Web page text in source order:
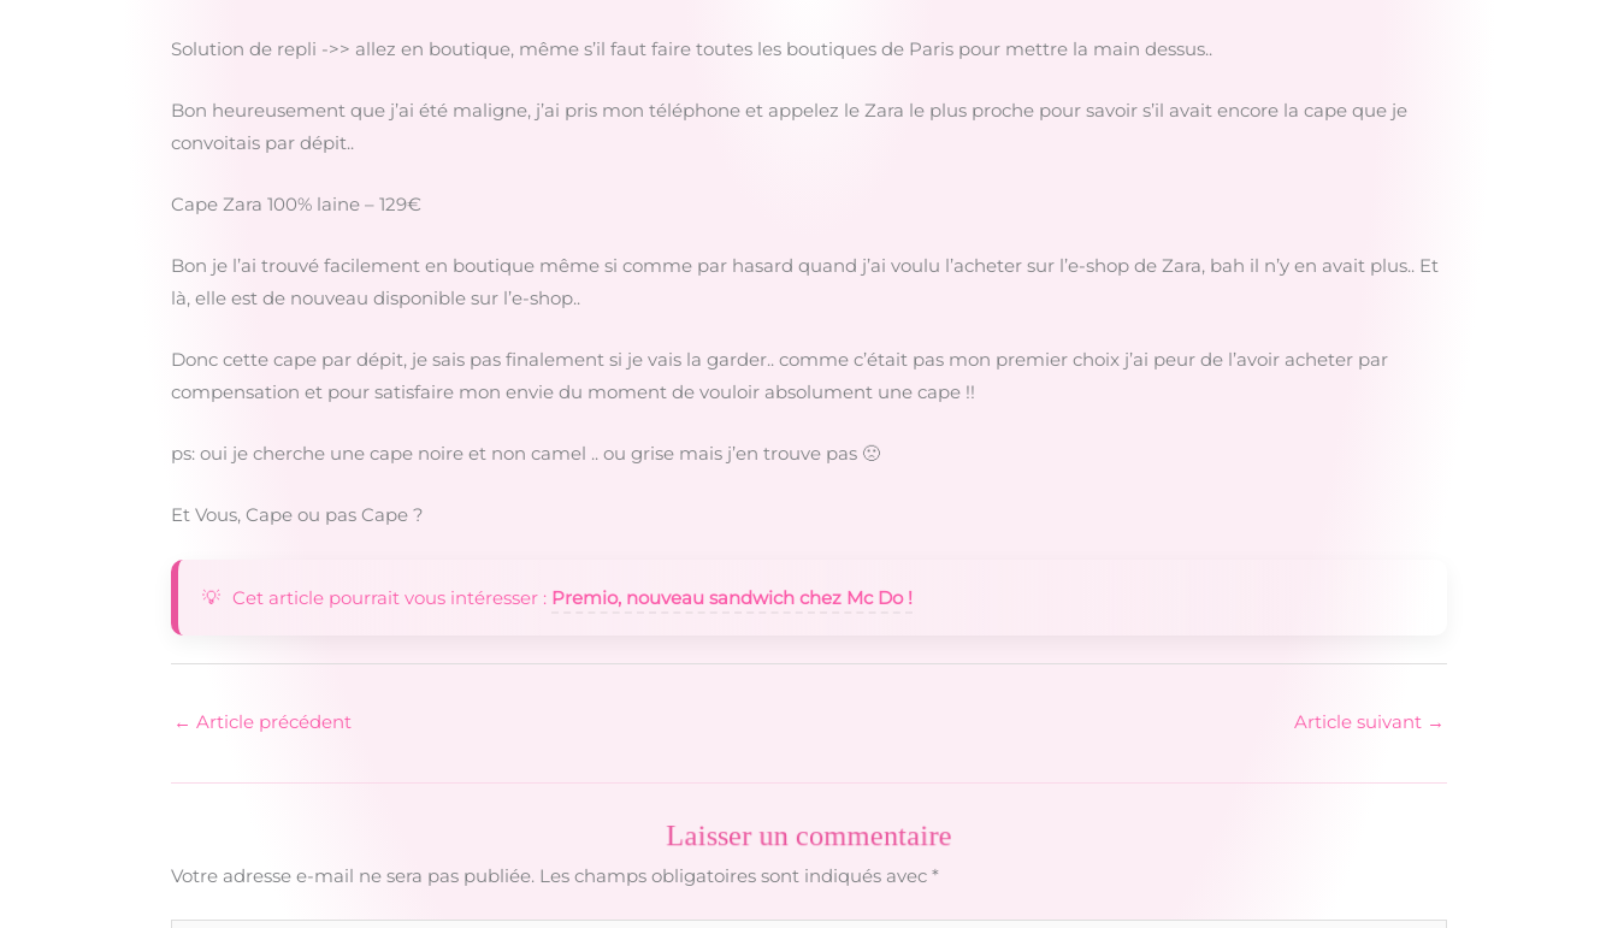
Solution de repli ->> allez en boutique, même s’il faut faire toutes les boutiques de Paris pour mettre la main dessus..
Bon heureusement que j’ai été maligne, j’ai pris mon téléphone et appelez le Zara le plus proche pour savoir s’il avait encore la cape que je
convoitais par dépit..
Cape Zara 100% laine – 129€
Bon je l’ai trouvé facilement en boutique même si comme par hasard quand j’ai voulu l’acheter sur l’e-shop de Zara, bah il n’y en avait plus.. Et
là, elle est de nouveau disponible sur l’e-shop..
Donc cette cape par dépit, je sais pas finalement si je vais la garder.. comme c’était pas mon premier choix j’ai peur de l’avoir acheter par
compensation et pour satisfaire mon envie du moment de vouloir absolument une cape !!
ps: oui je cherche une cape noire et non camel .. ou grise mais j’en trouve pas 🙁
Et Vous, Cape ou pas Cape ?
Cet article pourrait vous intéresser : Premio, nouveau sandwich chez Mc Do !
← Article précédent Article suivant →
Laisser un commentaire
Votre adresse e-mail ne sera pas publiée. Les champs obligatoires sont indiqués avec *